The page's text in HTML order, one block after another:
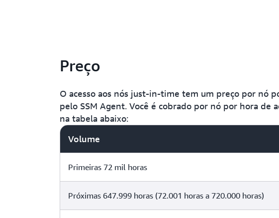
Preço
O acesso aos nós just-in-time tem um preço por nó
pelo SSM Agent. Você é cobrado por nó por hora de
na tabela abaixo:
Volume
Primeiras 72 mil horas
Próximas 647.999 horas (72.001 horas a 720.000 horas)